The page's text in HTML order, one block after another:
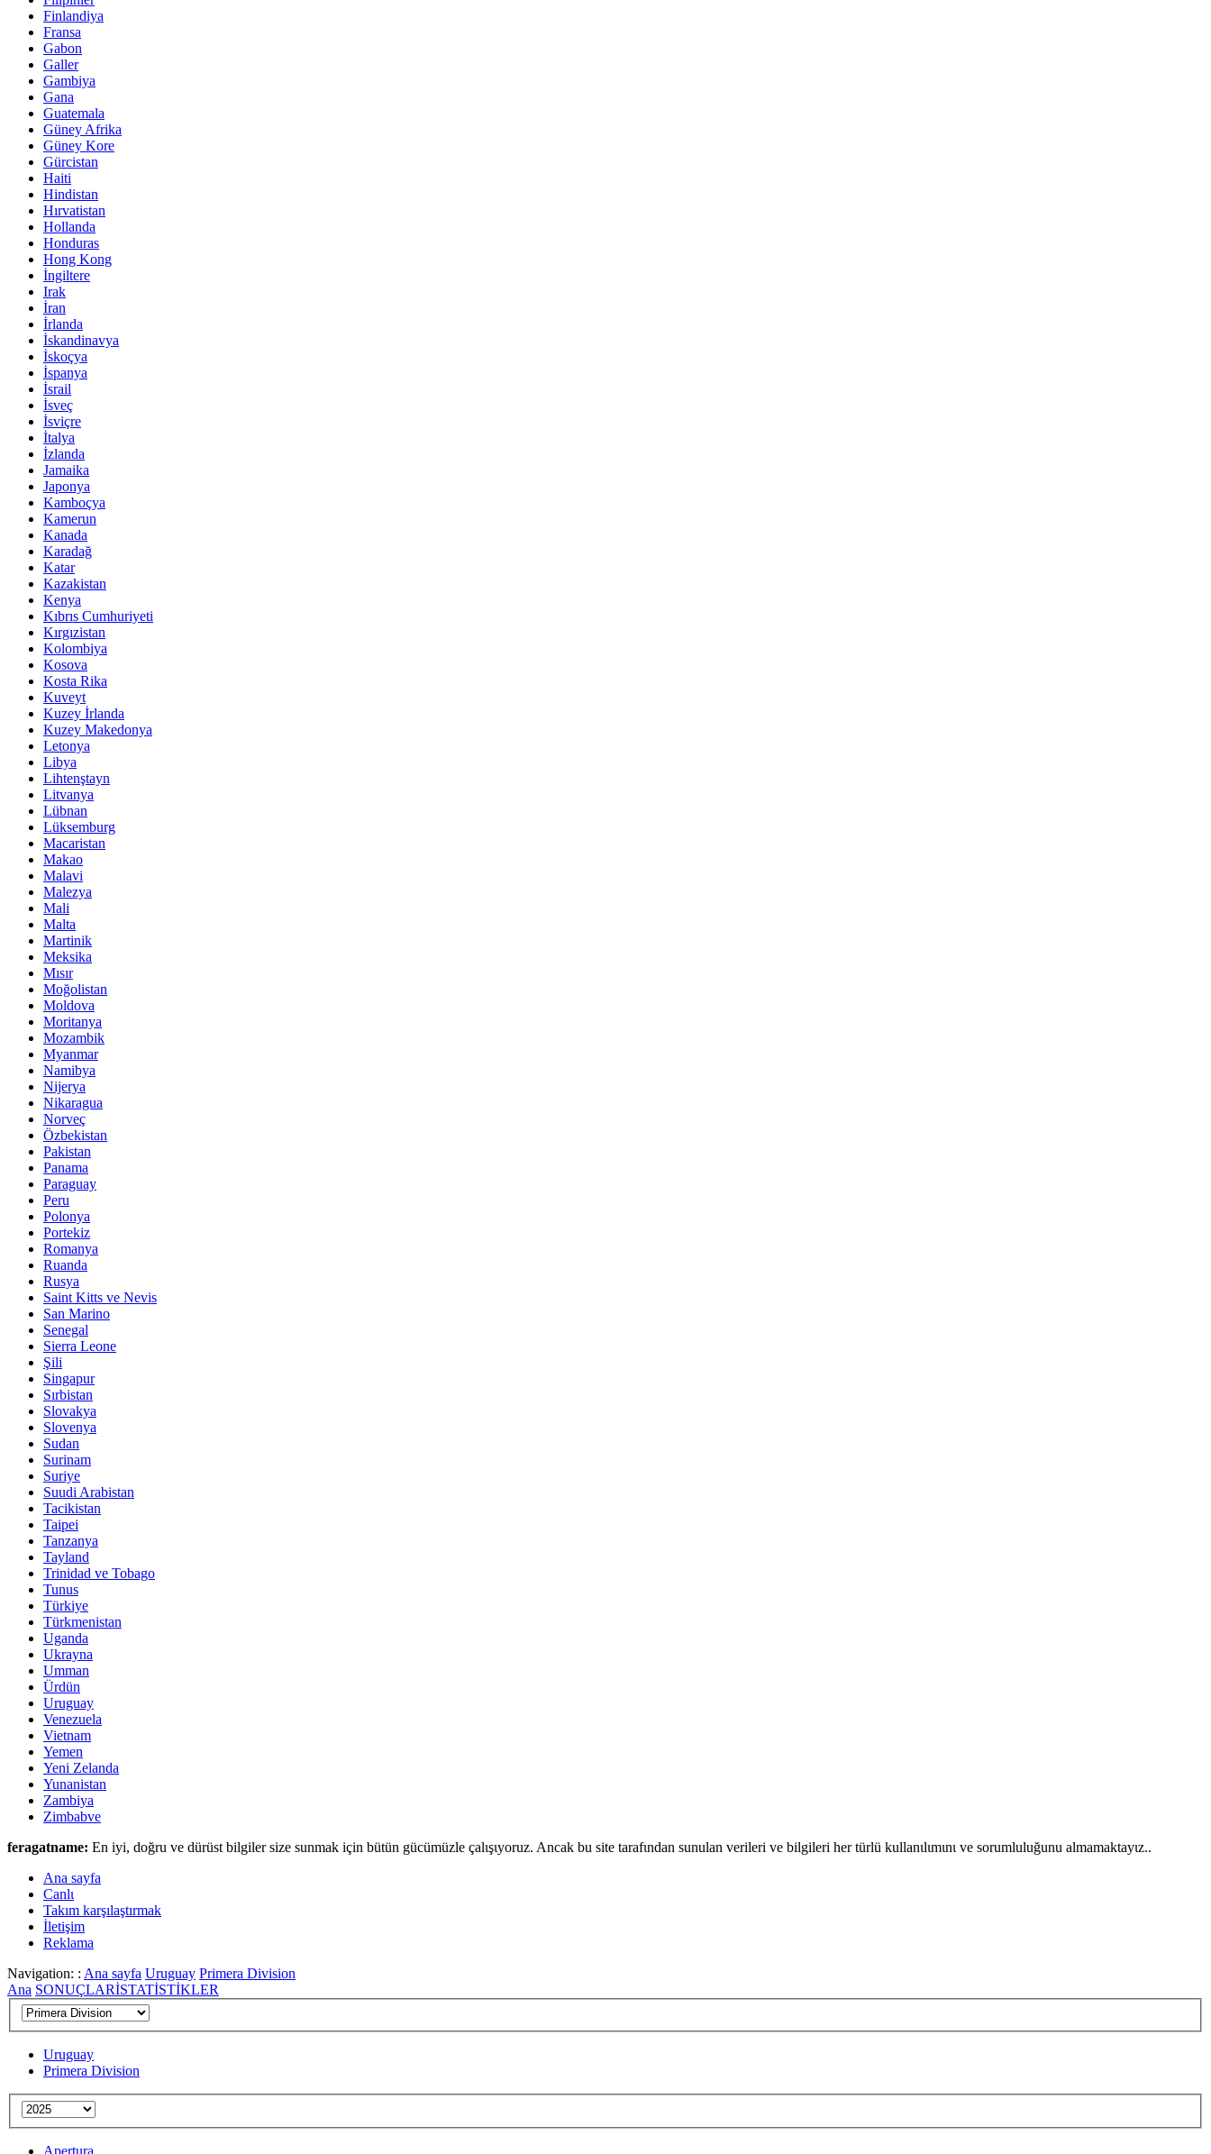
Finlandiya
Fransa
Gabon
Galler
Gambiya
Gana
Guatemala
Güney Afrika
Güney Kore
Gürcistan
Haiti
Hindistan
Hırvatistan
Hollanda
Honduras
Hong Kong
İngiltere
Irak
İran
İrlanda
İskandinavya
İskoçya
İspanya
İsrail
İsveç
İsviçre
İtalya
İzlanda
Jamaika
Japonya
Kamboçya
Kamerun
Kanada
Karadağ
Katar
Kazakistan
Kenya
Kıbrıs Cumhuriyeti
Kırgızistan
Kolombiya
Kosova
Kosta Rika
Kuveyt
Kuzey İrlanda
Kuzey Makedonya
Letonya
Libya
Lihtenştayn
Litvanya
Lübnan
Lüksemburg
Macaristan
Makao
Malavi
Malezya
Mali
Malta
Martinik
Meksika
Mısır
Moğolistan
Moldova
Moritanya
Mozambik
Myanmar
Namibya
Nijerya
Nikaragua
Norveç
Özbekistan
Pakistan
Panama
Paraguay
Peru
Polonya
Portekiz
Romanya
Ruanda
Rusya
Saint Kitts ve Nevis
San Marino
Senegal
Sierra Leone
Şili
Singapur
Sırbistan
Slovakya
Slovenya
Sudan
Surinam
Suriye
Suudi Arabistan
Tacikistan
Taipei
Tanzanya
Tayland
Trinidad ve Tobago
Tunus
Türkiye
Türkmenistan
Uganda
Ukrayna
Umman
Ürdün
Uruguay
Venezuela
Vietnam
Yemen
Yeni Zelanda
Yunanistan
Zambiya
Zimbabve
feragatname: En iyi, doğru ve dürüst bilgiler size sunmak için bütün gücümüzle çalιşιyoruz. Ancak bu site tarafιndan sunulan verileri ve bilgileri her türlü kullanιlιmιnι ve sorumluluğunu almamaktayιz..
Ana sayfa
Canlι
Takım karşılaştırmak
İletişim
Reklama
Navigation: : Ana sayfa Uruguay Primera Division
Ana SONUÇLARİSTATİSTİKLER
Uruguay
Primera Division
Apertura